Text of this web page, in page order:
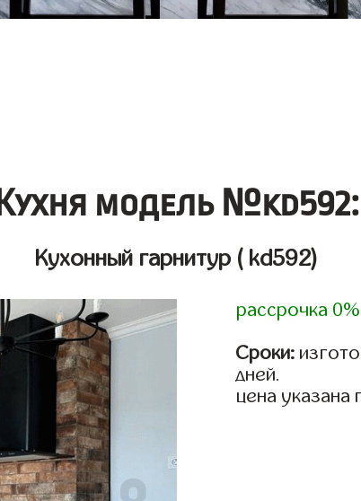
Кухня модель №kd592:
Кухонный гарнитур ( kd592)
рассрочка
Сроки:
дней.
цена указана